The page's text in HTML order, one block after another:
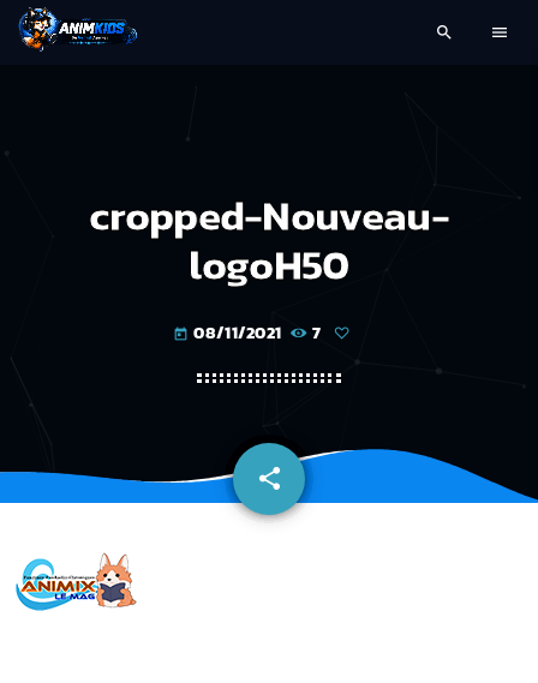
search menu
cropped-Nouveau-
logoH50
today 08/11/2021 7
share
email